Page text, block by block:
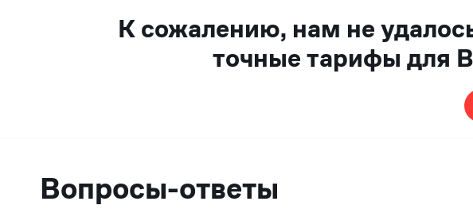
К сожалению, нам не
точные тарифы для
Вопросы-ответы